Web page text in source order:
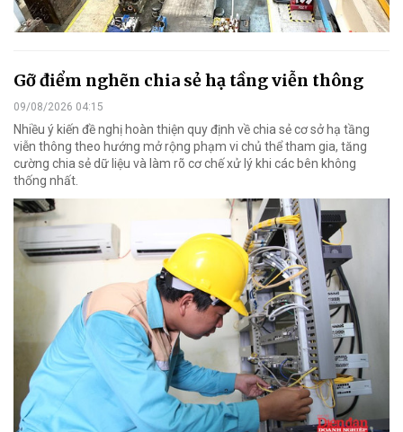
Gỡ điểm nghẽn chia sẻ hạ tầng viễn thông
09/08/2026 04:15
Nhiều ý kiến đề nghị hoàn thiện quy định về chia sẻ cơ sở hạ tầng
viễn thông theo hướng mở rộng phạm vi chủ thể tham gia, tăng
cường chia sẻ dữ liệu và làm rõ cơ chế xử lý khi các bên không
thống nhất.